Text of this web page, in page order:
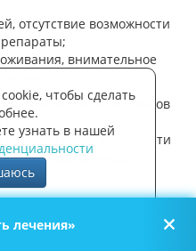
отсутствие возможности
внимательное
больше шансов
на путь
помогают пройти
поддерживают в
чтобы сделать
узнать в нашей
лечения»